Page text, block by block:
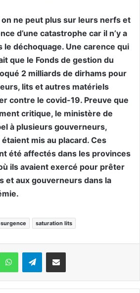
ne peut plus sur leurs nerfs et
d’une catastrophe car il n’y a
le déchoquage. Une carence qui
que le Fonds de gestion du
2 milliards de dirhams pour
lits et autres matériels
contre le covid-19. Preuve que
critique, le ministère de
à plusieurs gouverneurs,
mis au placard. Ces
été affectés dans les provinces
ils avaient exercé pour prêter
et aux gouverneurs dans la
saturation lits
WhatsApp Telegram